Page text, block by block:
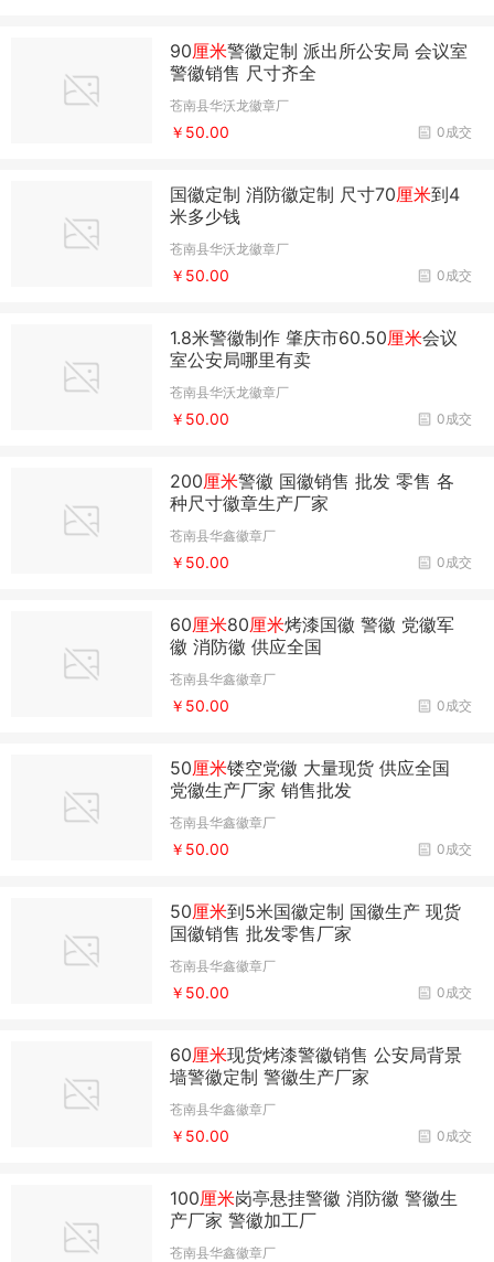
90厘米警徽定制 派出所公安局 会议室
警徽销售 尺寸齐全
苍南县华沃龙徽章厂
0成交
￥50.00
国徽定制 消防徽定制 尺寸70厘米到4
米多少钱
苍南县华沃龙徽章厂
0成交
￥50.00
1.8米警徽制作 肇庆市60.50厘米会议
室公安局哪里有卖
苍南县华沃龙徽章厂
0成交
￥50.00
200厘米警徽 国徽销售 批发 零售 各
种尺寸徽章生产厂家
苍南县华鑫徽章厂
0成交
￥50.00
60厘米80厘米烤漆国徽 警徽 党徽军
徽 消防徽 供应全国
苍南县华鑫徽章厂
0成交
￥50.00
50厘米镂空党徽 大量现货 供应全国
党徽生产厂家 销售批发
苍南县华鑫徽章厂
0成交
￥50.00
50厘米到5米国徽定制 国徽生产 现货
国徽销售 批发零售厂家
苍南县华鑫徽章厂
0成交
￥50.00
60厘米现货烤漆警徽销售 公安局背景
墙警徽定制 警徽生产厂家
苍南县华鑫徽章厂
0成交
￥50.00
100厘米岗亭悬挂警徽 消防徽 警徽生
产厂家 警徽加工厂
苍南县华鑫徽章厂